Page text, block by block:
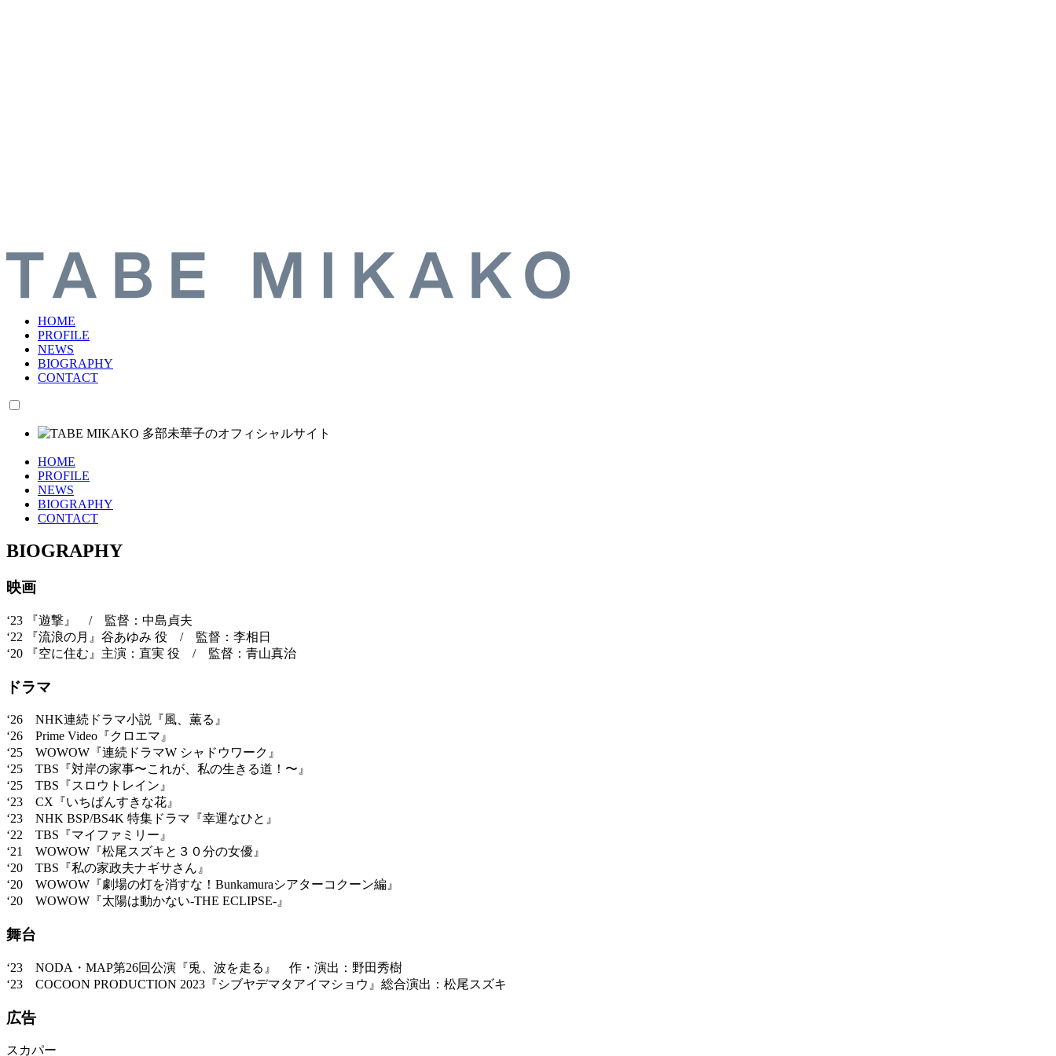
HOME
PROFILE
NEWS
BIOGRAPHY
CONTACT
HOME
PROFILE
NEWS
BIOGRAPHY
CONTACT
BIOGRAPHY
映画
‘23 『遊撃』 / 監督：中島貞夫
‘22 『流浪の月』谷あゆみ 役 / 監督：李相日
‘20 『空に住む』主演：直実 役 / 監督：青山真治
ドラマ
‘26 NHK連続ドラマ小説『風、薫る』
‘26 Prime Video『クロエマ』
‘25 WOWOW『連続ドラマW シャドウワーク』
‘25 TBS『対岸の家事〜これが、私の生きる道！〜』
‘25 TBS『スロウトレイン』
‘23 CX『いちばんすきな花』
‘23 NHK BSP/BS4K 特集ドラマ『幸運なひと』
‘22 TBS『マイファミリー』
‘21 WOWOW『松尾スズキと３０分の女優』
‘20 TBS『私の家政夫ナギサさん』
‘20 WOWOW『劇場の灯を消すな！Bunkamuraシアターコクーン編』
‘20 WOWOW『太陽は動かない‐THE ECLIPSE‐』
舞台
‘23 NODA・MAP第26回公演『兎、波を走る』 作・演出：野田秀樹
‘23 COCOON PRODUCTION 2023『シブヤデマタアイマショウ』総合演出：松尾スズキ
広告
スカパー